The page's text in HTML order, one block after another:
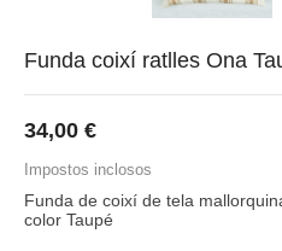
Funda coixí ratlles Ona
34,00 €
Impostos inclosos
Funda de coixí de tela
color Taupé